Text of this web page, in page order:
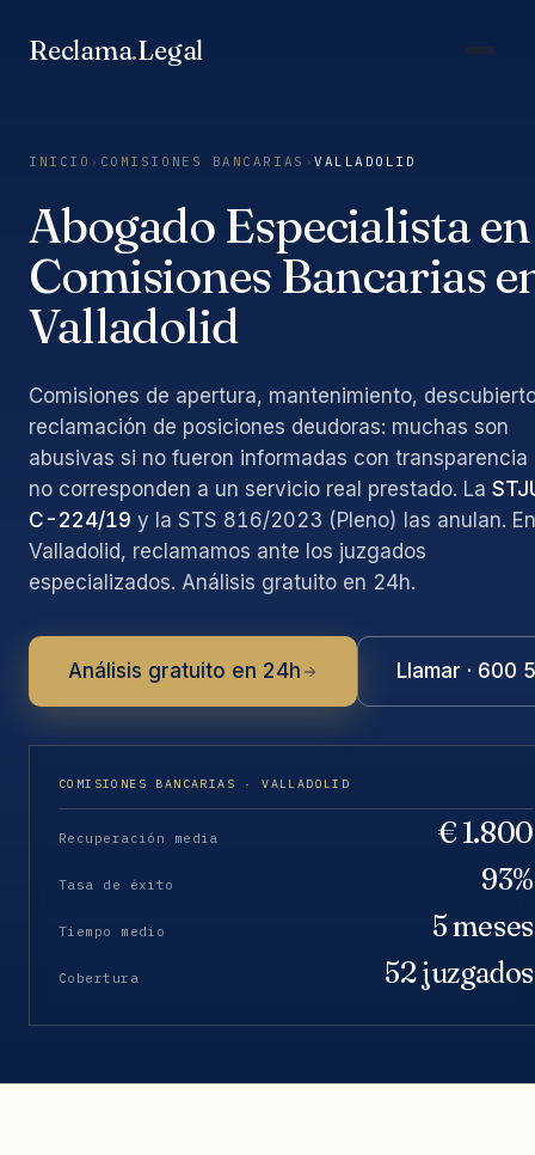
Reclama.Legal
INICIO › COMISIONES BANCARIAS ›VALLADOLID
Abogado Especialista en
Comisiones Bancarias
Valladolid
Comisiones de apertura, mantenimiento,
reclamación de posiciones deudoras: muchas son
abusivas si no fueron informadas con transparencia
no corresponden a un servicio real prestado. La
C-224/19 y la STS 816/2023 (Pleno) las anulan. En
Valladolid, reclamamos ante los juzgados
especializados. Análisis gratuito en 24h.
Análisis gratuito en 24h Llamar · 600
COMISIONES BANCARIAS · VALLADOLID
Recuperación media € 1.800
Tasa de éxito 93%
Tiempo medio 5 meses
Cobertura 52 juzgados